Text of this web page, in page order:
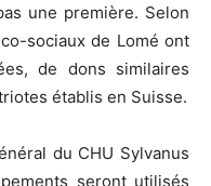
une première. Selon
sociaux de Lomé ont
de dons similaires
établis en Suisse.
du CHU Sylvanus
seront utilisés